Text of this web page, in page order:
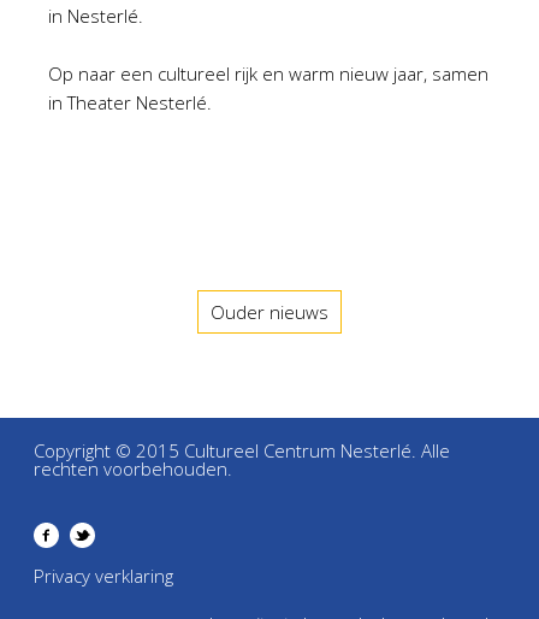
in Nesterlé.
Op naar een cultureel rijk en warm nieuw jaar, samen
in Theater Nesterlé.
Ouder nieuws
Copyright © 2015 Cultureel Centrum Nesterlé. Alle
rechten voorbehouden.
Privacy verklaring